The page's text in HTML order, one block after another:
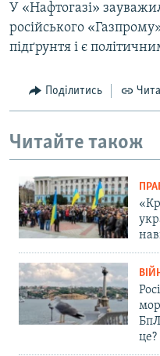
У «Нафтогазі»
російського
підґрунтя і є
Поділитись
Читайте також
це?